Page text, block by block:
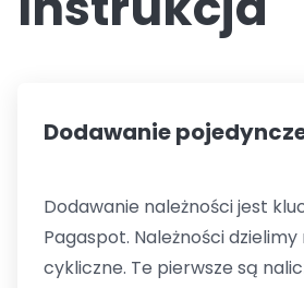
Dodawanie
Dodawanie należności jest
Pagaspot. Należności
cykliczne. Te pierwsze są